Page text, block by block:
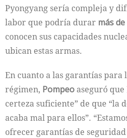
Pyongyang sería compleja y
labor que podría durar más
conocen sus capacidades
ubican estas armas.
En cuanto a las garantías
régimen, Pompeo aseguró
certeza suficiente” de que “la
acaba mal para ellos”.
ofrecer garantías de